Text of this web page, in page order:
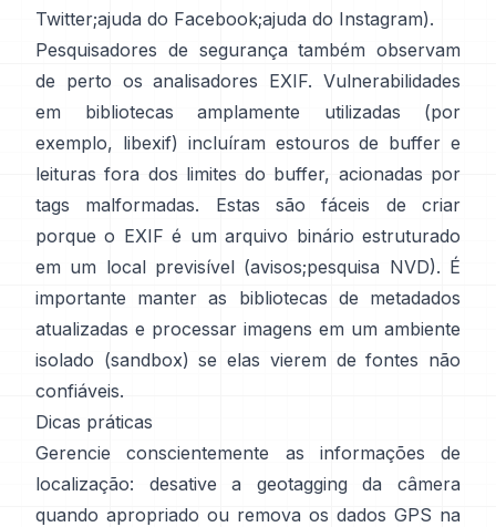
Twitter;ajuda do Facebook;ajuda do Instagram).
Pesquisadores de segurança também observam
de perto os analisadores EXIF. Vulnerabilidades
em bibliotecas amplamente utilizadas (por
exemplo, libexif) incluíram estouros de buffer e
leituras fora dos limites do buffer, acionadas por
tags malformadas. Estas são fáceis de criar
porque o EXIF é um arquivo binário estruturado
em um local previsível (avisos;pesquisa NVD). É
importante manter as bibliotecas de metadados
atualizadas e processar imagens em um ambiente
isolado (sandbox) se elas vierem de fontes não
confiáveis.
Dicas práticas
Gerencie conscientemente as informações de
localização: desative a geotagging da câmera
quando apropriado ou remova os dados GPS na